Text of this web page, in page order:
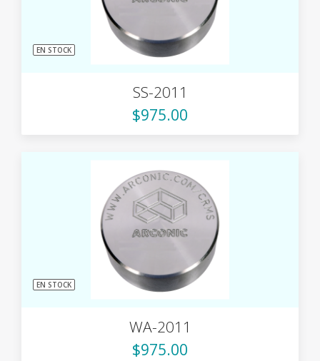
EN STOCK
SS-2011
$975.00
EN STOCK
WA-2011
$975.00